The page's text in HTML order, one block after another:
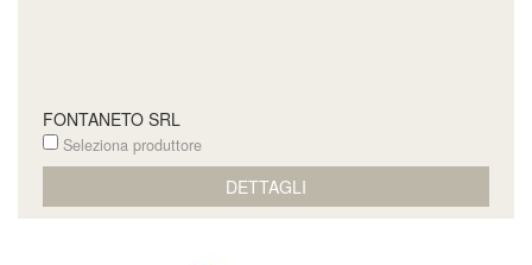
FONTANETO SRL
Seleziona produttore
DETTAGLI